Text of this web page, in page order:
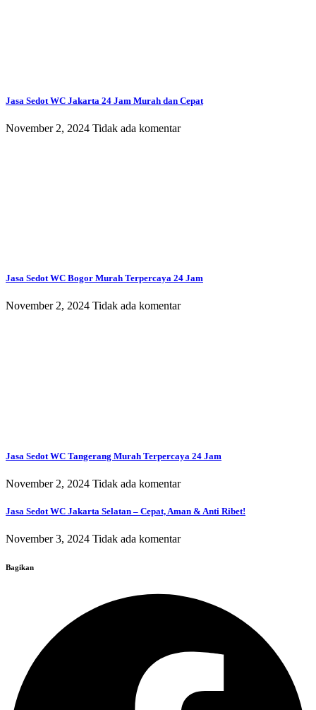
Jasa Sedot WC Jakarta 24 Jam Murah dan Cepat
November 2, 2024 Tidak ada komentar
Jasa Sedot WC Bogor Murah Terpercaya 24 Jam
November 2, 2024 Tidak ada komentar
Jasa Sedot WC Tangerang Murah Terpercaya 24 Jam
November 2, 2024 Tidak ada komentar
Jasa Sedot WC Jakarta Selatan – Cepat, Aman & Anti Ribet!
November 3, 2024 Tidak ada komentar
Bagikan